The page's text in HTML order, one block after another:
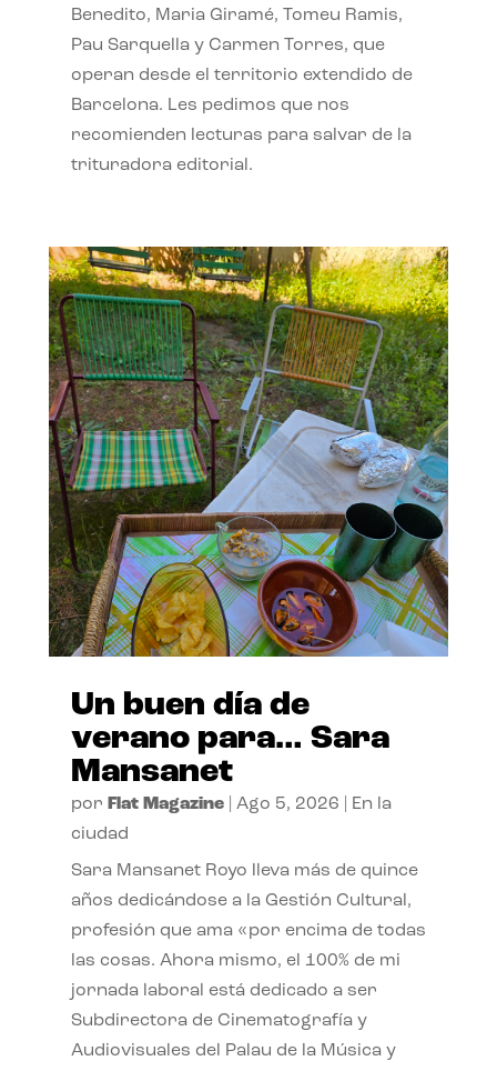
Benedito, Maria Giramé, Tomeu Ramis,
Pau Sarquella y Carmen Torres, que
operan desde el territorio extendido de
Barcelona. Les pedimos que nos
recomienden lecturas para salvar de la
trituradora editorial.
Un buen día de
verano para… Sara
Mansanet
por Flat Magazine| Ago 5, 2026
En la
ciudad
Sara Mansanet Royo lleva más de quince
años dedicándose a la Gestión Cultural,
profesión que ama «por encima de todas
las cosas. Ahora mismo, el 100% de mi
jornada laboral está dedicado a ser
Subdirectora de Cinematografía y
Audiovisuales del Palau de la Música y